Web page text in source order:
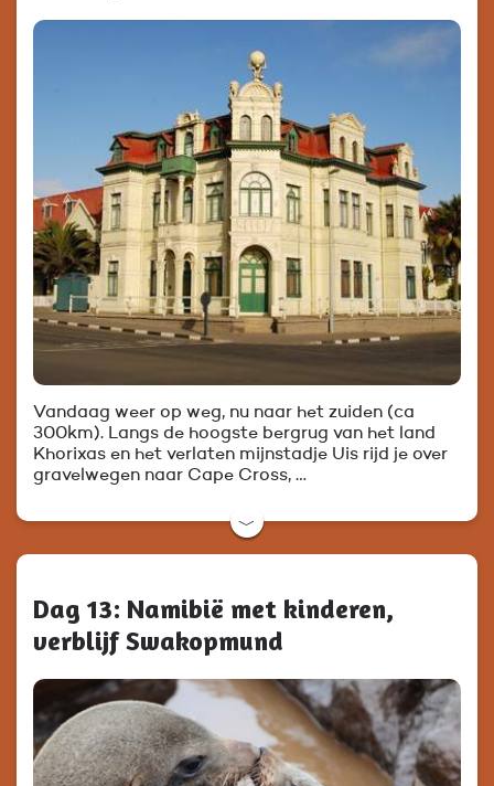
Vandaag weer op weg, nu naar het zuiden (ca
300km). Langs de hoogste bergrug van het land
Khorixas en het verlaten mijnstadje Uis rijd je over
gravelwegen naar Cape Cross, …
﹀
Dag 13: Namibië met kinderen,
verblijf Swakopmund